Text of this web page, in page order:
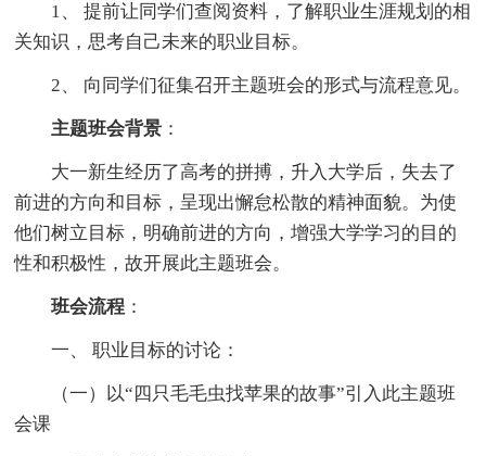
1、 提前让同学们查阅资料，了解职业生涯规划的相
关知识，思考自己未来的职业目标。
2、 向同学们征集召开主题班会的形式与流程意见。
主题班会背景 ：
大一新生经历了高考的拼搏，升入大学后，失去了
前进的方向和目标，呈现出懈怠松散的精神面貌。为使
他们树立目标，明确前进的方向，增强大学学习的目的
性和积极性，故开展此主题班会。
班会流程 ：
一、 职业目标的讨论：
（一）以“四只毛毛虫找苹果的故事”引入此主题班
会课